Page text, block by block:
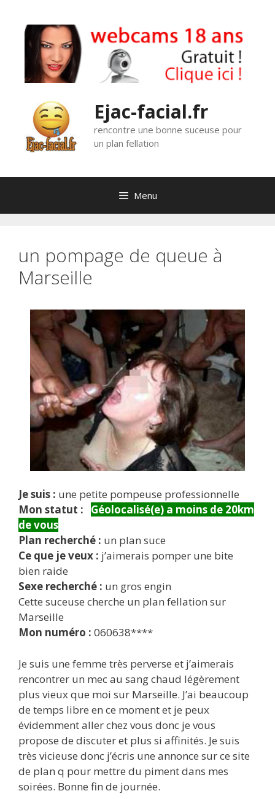
contenu
Ejac-facial.fr
rencontre une bonne suceuse pour
un plan fellation
Menu
un pompage de queue à
Marseille
Je suis : une petite pompeuse professionnelle
Mon statut :
Géolocalisé(e) a moins de 20km
de vous
Plan recherché : un plan suce
Ce que je veux : j’aimerais pomper une bite
bien raide
Sexe recherché : un gros engin
Cette suceuse cherche un plan fellation sur
Marseille
Mon numéro : 060638****
Je suis une femme très perverse et j’aimerais
rencontrer un mec au sang chaud légèrement
plus vieux que moi sur Marseille. J’ai beaucoup
de temps libre en ce moment et je peux
évidemment aller chez vous donc je vous
propose de discuter et plus si affinités. Je suis
très vicieuse donc j’écris une annonce sur ce site
de plan q pour mettre du piment dans mes
soirées. Bonne fin de journée.